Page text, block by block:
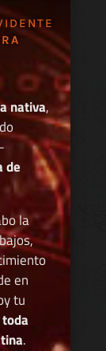
nativa,
de
la
en
tu
.